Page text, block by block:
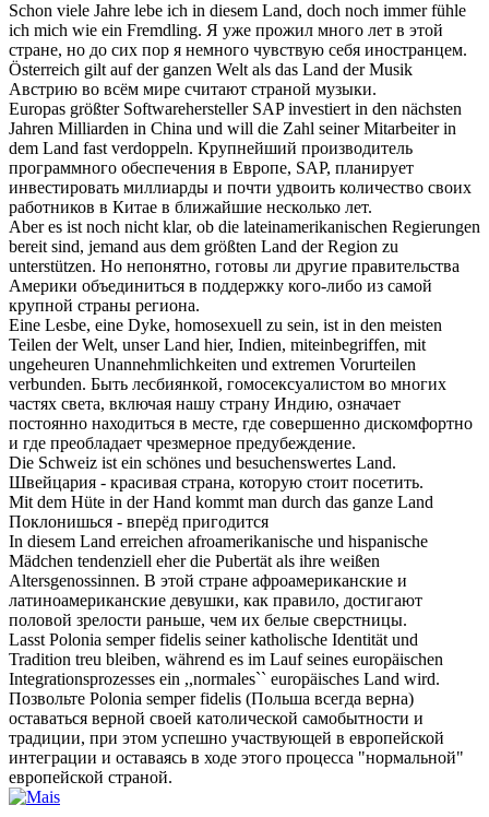
Schon viele Jahre lebe ich in diesem Land, doch noch immer fühle
ich mich wie ein Fremdling. Я уже прожил много лет в этой
стране, но до сих пор я немного чувствую себя иностранцем.
Österreich gilt auf der ganzen Welt als das Land der Musik
Австрию во всём мире считают страной музыки.
Europas größter Softwarehersteller SAP investiert in den nächsten
Jahren Milliarden in China und will die Zahl seiner Mitarbeiter in
dem Land fast verdoppeln. Крупнейший производитель
программного обеспечения в Европе, SAP, планирует
инвестировать миллиарды и почти удвоить количество своих
работников в Китае в ближайшие несколько лет.
Aber es ist noch nicht klar, ob die lateinamerikanischen Regierungen
bereit sind, jemand aus dem größten Land der Region zu
unterstützen. Но непонятно, готовы ли другие правительства
Америки объединиться в поддержку кого-либо из самой
крупной страны региона.
Eine Lesbe, eine Dyke, homosexuell zu sein, ist in den meisten
Teilen der Welt, unserLand hier, Indien, miteinbegriffen, mit
ungeheuren Unannehmlichkeiten und extremen Vorurteilen
verbunden. Быть лесбиянкой, гомосексуалистом во многих
частях света, включая нашу страну Индию, означает
постоянно находиться в месте, где совершенно дискомфортно
и где преобладает чрезмерное предубеждение.
Die Schweiz ist ein schönes und besuchenswertes Land.
Швейцария - красивая страна, которую стоит посетить.
Mit dem Hüte in der Hand kommt man durch das ganze Land
Поклонишься - вперёд пригодится
In diesem Land erreichen afroamerikanische und hispanische
Mädchen tendenziell eher die Pubertät als ihre weißen
Altersgenossinnen. В этой стране афроамериканские и
латиноамериканские девушки, как правило, достигают
половой зрелости раньше, чем их белые сверстницы.
Lasst Polonia semper fidelis seiner katholische Identität und
Tradition treu bleiben, während es im Lauf seines europäischen
Integrationsprozesses ein ,,normales`` europäisches Land wird.
Позвольте Polonia semper fidelis (Польша всегда верна)
оставаться верной своей католической самобытности и
традиции, при этом успешно участвующей в европейской
интеграции и оставаясь в ходе этого процесса "нормальной"
европейской страной.